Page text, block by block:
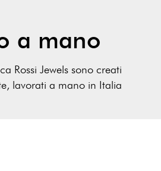
a mano
Rossi Jewels sono creati
lavorati a mano in Italia